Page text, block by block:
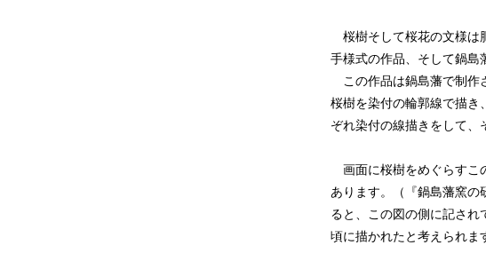
桜樹そして桜花の文様は
手様式の作品、そして鍋島
この作品は鍋島藩で制作
桜樹を染付の輪郭線で描き
ぞれ染付の線描きをして、
画面に桜樹をめぐらすこ
あります。（『鍋島藩窯の
ると、この図の側に記され
頃に描かれたと考えられま